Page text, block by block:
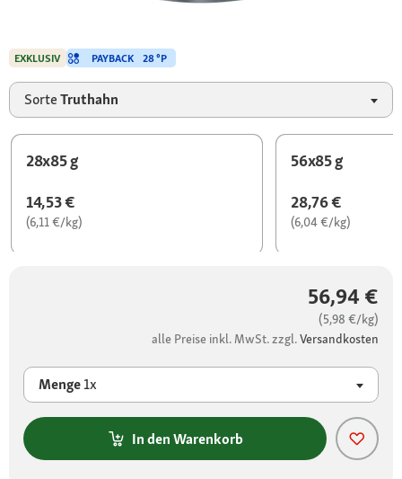
SorteTruthahn
28x85 g
14,53 €
(6,11 €/kg)
56x85 g
28,76 €
(6,04 €/kg)
56,94 €
(5,98 €/kg)
alle Preise inkl. MwSt. zzgl.Versandkosten
Menge1x
In den Warenkorb
EXKLUSIV PAYBACK 28 °P